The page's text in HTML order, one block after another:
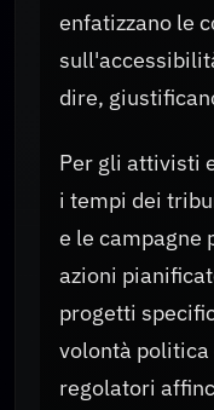
enfatizzano le
dire,
Per gli attivisti
i tempi dei
e le campagne
azioni
progetti
volontà politica
regolatori